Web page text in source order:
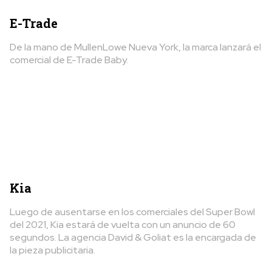
E-Trade
De la mano de MullenLowe Nueva York, la marca lanzará el
comercial de E-Trade Baby.
Kia
Luego de ausentarse en los comerciales del Super Bowl
del 2021, Kia estará de vuelta con un anuncio de 60
segundos. La agencia David & Goliat es la encargada de
la pieza publicitaria.